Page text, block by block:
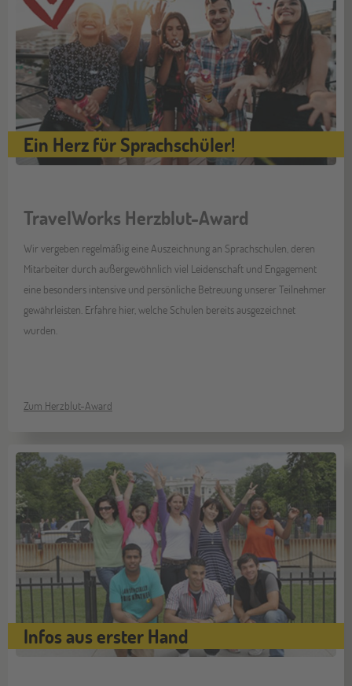
Ein Herz für Sprachschüler!
TravelWorks Herzblut-Award
Wir vergeben regelmäßig eine Auszeichnung an Sprachschulen, deren
Mitarbeiter durch außergewöhnlich viel Leidenschaft und Engagement
eine besonders intensive und persönliche Betreuung unserer Teilnehmer
gewährleisten. Erfahre hier, welche Schulen bereits ausgezeichnet
wurden.
Zum Herzblut-Award
Infos aus erster Hand